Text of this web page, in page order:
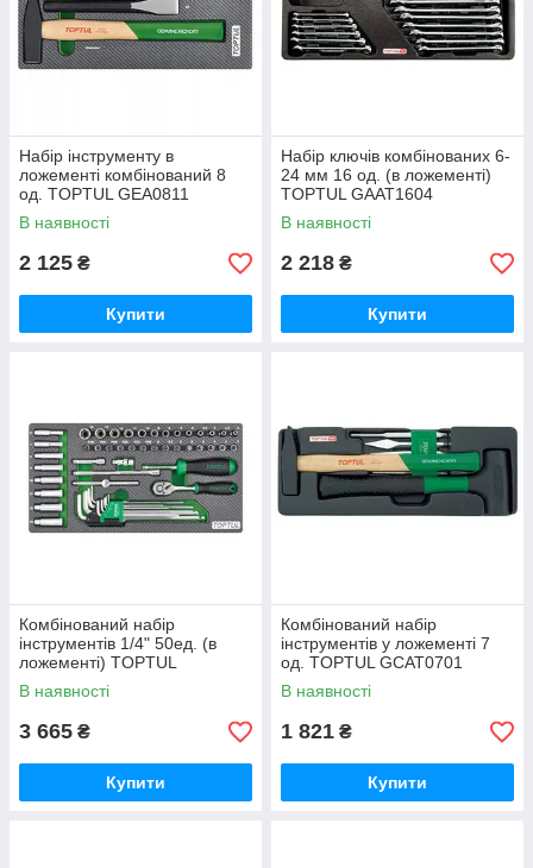
Набір інструменту в
ложементі комбінований 8
од. TOPTUL GEA0811
В наявності
2 125 ₴
Купити
Набір ключів комбінованих 6-
24 мм 16 од. (в ложементі)
TOPTUL GAAT1604
В наявності
2 218 ₴
Купити
Комбінований набір
інструментів 1/4" 50ед. (в
ложементі) TOPTUL
GEA5004
В наявності
3 665 ₴
Купити
Комбінований набір
інструментів у ложементі 7
од. TOPTUL GCAT0701
В наявності
1 821 ₴
Купити